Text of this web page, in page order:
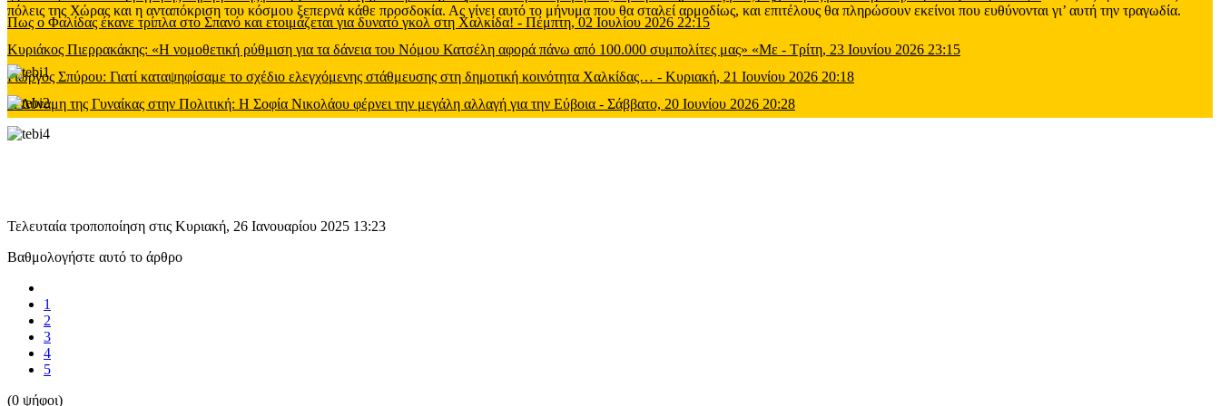
Πως ο Φαλίδας έκανε τρίπλα στο Σπανό και ετοιμάζεται για δυνατό γκολ στη Χαλκίδα! - Πέμπτη, 02 Ιουλίου 2026 22:15
Κυριάκος Πιερρακάκης: «Η νομοθετική ρύθμιση για τα δάνεια του Νόμου Κατσέλη αφορά πάνω από 100.000 συμπολίτες μας» «Με - Τρίτη, 23 Ιουνίου 2026 23:15
Γιώργος Σπύρου: Γιατί καταψηφίσαμε το σχέδιο ελεγχόμενης στάθμευσης στη δημοτική κοινότητα Χαλκίδας… - Κυριακή, 21 Ιουνίου 2026 20:18
Η Δύναμη της Γυναίκας στην Πολιτική: Η Σοφία Νικολάου φέρνει την μεγάλη αλλαγή για την Εύβοια - Σάββατο, 20 Ιουνίου 2026 20:28
πόλεις της Χώρας και η ανταπόκριση του κόσμου ξεπερνά κάθε προσδοκία. Ας γίνει αυτό το μήνυμα που θα σταλεί αρμοδίως, και επιτέλους θα πληρώσουν εκείνοι που ευθύνονται γι’ αυτή την τραγωδία.
Τελευταία τροποποίηση στις Κυριακή, 26 Ιανουαρίου 2025 13:23
Βαθμολογήστε αυτό το άρθρο
1
2
3
4
5
(0 ψήφοι)